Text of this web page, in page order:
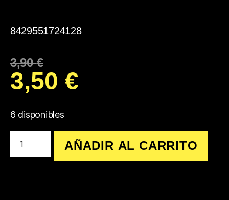
8429551724128
3,90€
3,50 €
6 disponibles
AÑADIR AL CARRITO